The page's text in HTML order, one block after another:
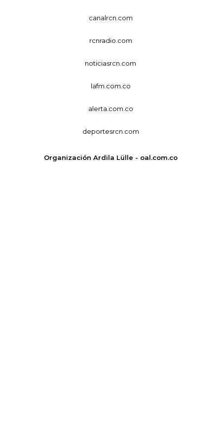
canalrcn.com
rcnradio.com
noticiasrcn.com
lafm.com.co
alerta.com.co
deportesrcn.com
Organización Ardila Lülle - oal.com.co